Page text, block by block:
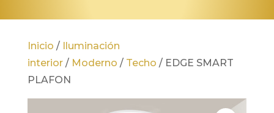
Inicio / Iluminación
interior/ Moderno / Techo / EDGE SMART
PLAFON